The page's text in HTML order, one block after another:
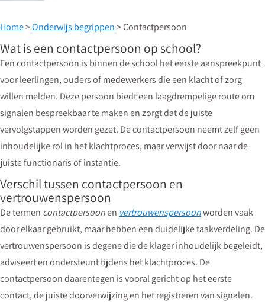
Home>Onderwijs begrippen> Contactpersoon
Wat is een contactpersoon op school?
Een contactpersoon is binnen de school het eerste aanspreekpunt
voor leerlingen, ouders of medewerkers die een klacht of zorg
willen melden. Deze persoon biedt een laagdrempelige route om
signalen bespreekbaar te maken en zorgt dat de juiste
vervolgstappen worden gezet. De contactpersoon neemt zelf geen
inhoudelijke rol in het klachtproces, maar verwijst door naar de
juiste functionaris of instantie.
Verschil tussen contactpersoon en
vertrouwenspersoon
De termen contactpersoonen vertrouwenspersoonworden vaak
door elkaar gebruikt, maar hebben een duidelijke taakverdeling. De
vertrouwenspersoon is degene die de klager inhoudelijk begeleidt,
adviseert en ondersteunt tijdens het klachtproces. De
contactpersoon daarentegen is vooral gericht op het eerste
contact, de juiste doorverwijzing en het registreren van signalen.